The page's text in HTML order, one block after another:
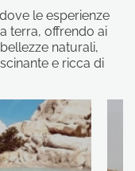
le esperienze
terra, offrendo ai
naturali,
e ricca di